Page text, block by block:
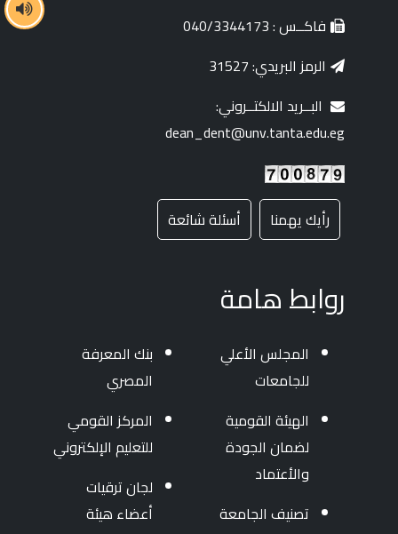
فاكــس : 040/3344173
الرمز البريدي: 31527
البــريد الالكتــروني:
dean_dent@unv.tanta.edu.eg
رأيك يهمنا أسئلة شائعة
روابط هامة
المجلس الأعلي
للجامعات
الهيئة القومية
لضمان الجودة
والأعتماد
تصنيف الجامعة
بنك المعرفة
المصري
المركز القومي
للتعليم الإلكتروني
لجان ترقيات
أعضاء هيئة